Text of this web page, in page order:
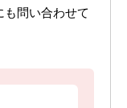
も問い合わせて